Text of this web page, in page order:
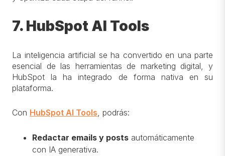
7. HubSpot AI Tools
La inteligencia artificial se ha convertido en una parte
esencial de las herramientas de marketing digital, y
HubSpot la ha integrado de forma nativa en su
plataforma.
Con HubSpot AI Tools, podrás:
Redactar emails y postsautomáticamente
con IA generativa.